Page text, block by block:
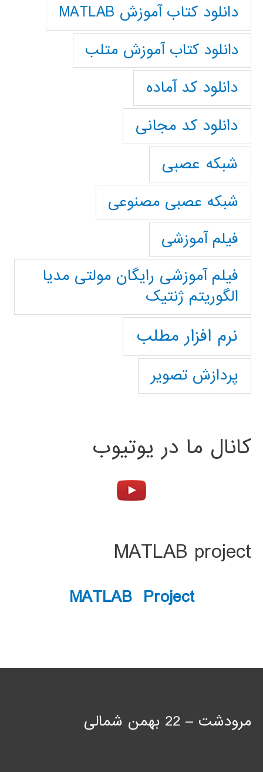
دانلود کتاب آموزش MATLAB
دانلود کتاب آموزش متلب
دانلود کد آماده
دانلود کد مجانی
شبکه عصبی
شبکه عصبی مصنوعی
فیلم آموزشی
فیلم آموزشی رایگان مولتی مدیا
الگوریتم ژنتیک
نرم افزار مطلب
پردازش تصویر
کانال ما در یوتیوب
MATLAB project
MATLAB Project
مرودشت – 22 بهمن شمالی